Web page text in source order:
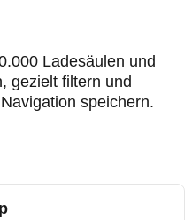
Ladesäulen und
gezielt filtern und
speichern.